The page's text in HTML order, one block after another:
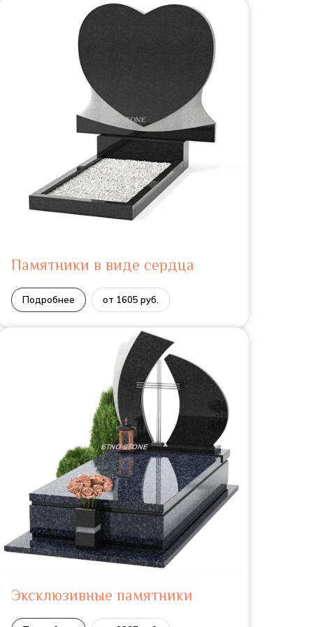
Памятники в виде сердца
Подробнее от 1605 руб.
Эксклюзивные памятники